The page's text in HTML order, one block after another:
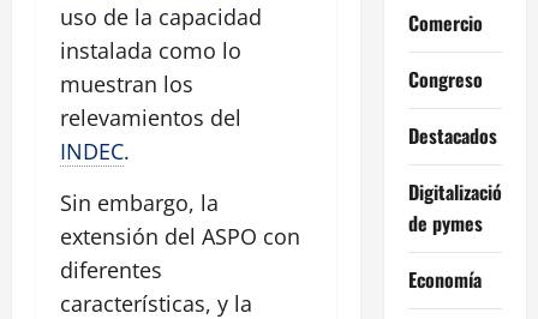
uso de la capacidad
instalada como lo
muestran los
relevamientos del
INDEC.
Sin embargo, la
extensión del ASPO con
diferentes
características, y la
Comercio
Congreso
Destacados
Digitalización
de pymes
Economía